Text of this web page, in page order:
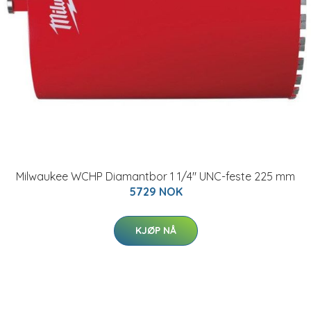
Milwaukee WCHP Diamantbor 1 1/4" UNC-feste 225 mm
5729 NOK
KJØP NÅ